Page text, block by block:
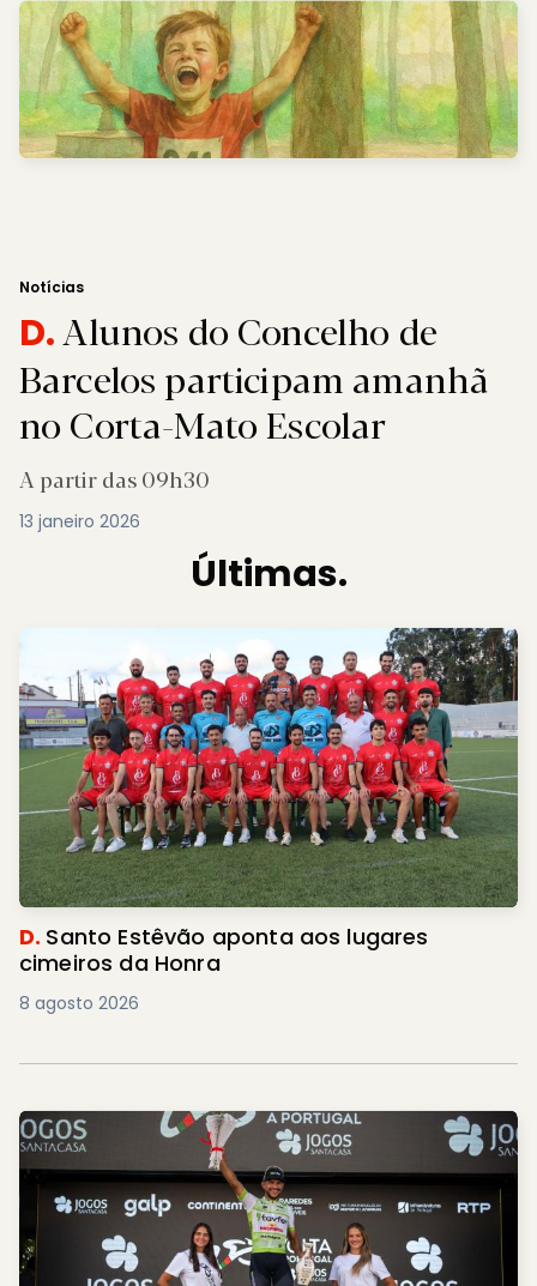
Notícias
D.Alunos do Concelho de
Barcelos participam amanhã
no Corta-Mato Escolar
A partir das 09h30
13 janeiro 2026
Últimas.
D. Santo Estêvão aponta aos lugares
cimeiros da Honra
8 agosto 2026